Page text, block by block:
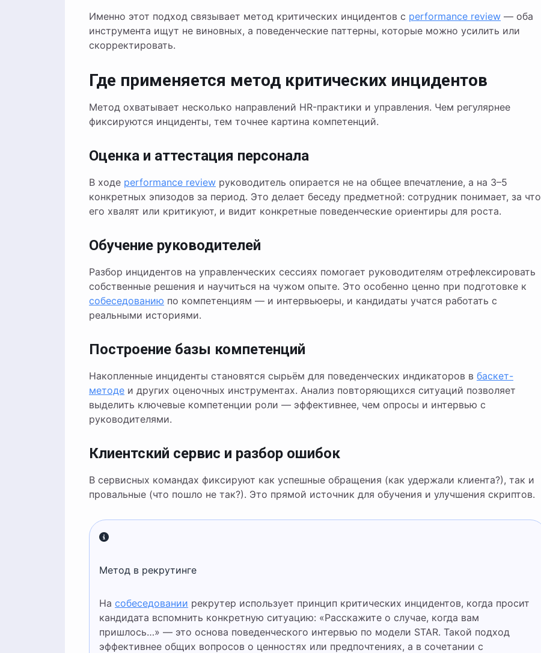
Именно этот подход связывает метод критических инцидентов с performance review — оба
инструмента ищут не виновных, а поведенческие паттерны, которые можно усилить или
скорректировать.
Где применяется метод критических инцидентов
Метод охватывает несколько направлений HR-практики и управления. Чем регулярнее
фиксируются инциденты, тем точнее картина компетенций.
Оценка и аттестация персонала
В ходе performance review руководитель опирается не на общее впечатление, а на 3–5
конкретных эпизодов за период. Это делает беседу предметной: сотрудник понимает, за что
его хвалят или критикуют, и видит конкретные поведенческие ориентиры для роста.
Обучение руководителей
Разбор инцидентов на управленческих сессиях помогает руководителям отрефлексировать
собственные решения и научиться на чужом опыте. Это особенно ценно при подготовке к
собеседованию по компетенциям — и интервьюеры, и кандидаты учатся работать с
реальными историями.
Построение базы компетенций
Накопленные инциденты становятся сырьём для поведенческих индикаторов в баскет-
методе и других оценочных инструментах. Анализ повторяющихся ситуаций позволяет
выделить ключевые компетенции роли — эффективнее, чем опросы и интервью с
руководителями.
Клиентский сервис и разбор ошибок
В сервисных командах фиксируют как успешные обращения (как удержали клиента?), так и
провальные (что пошло не так?). Это прямой источник для обучения и улучшения скриптов.
Метод в рекрутинге
На собеседовании рекрутер использует принцип критических инцидентов, когда просит
кандидата вспомнить конкретную ситуацию: «Расскажите о случае, когда вам
пришлось…» — это основа поведенческого интервью по модели STAR. Такой подход
эффективнее общих вопросов о ценностях или предпочтениях, а в сочетании с